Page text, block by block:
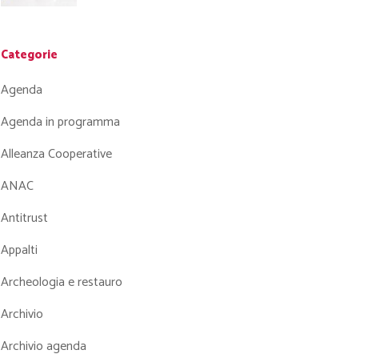
Categorie
Agenda
Agenda in programma
Alleanza Cooperative
ANAC
Antitrust
Appalti
Archeologia e restauro
Archivio
Archivio agenda